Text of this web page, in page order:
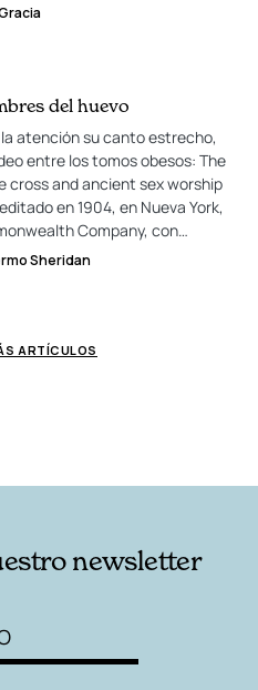
del huevo
atención su canto estrecho,
entre los tomos obesos: The
cross and ancient sex worship
en 1904, en Nueva York,
Company, con…
Sheridan
ARTÍCULOS
newsletter